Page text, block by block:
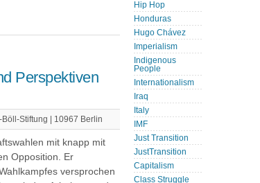
Perspektiven
Stiftung | 10967 Berlin
mit knapp mit
Opposition. Er
versprochen
Hip Hop
Honduras
Hugo Chávez
Imperialism
Indigenous
People
Internationalism
Iraq
Italy
IMF
Just Transition
JustTransition
Capitalism
Class Struggle